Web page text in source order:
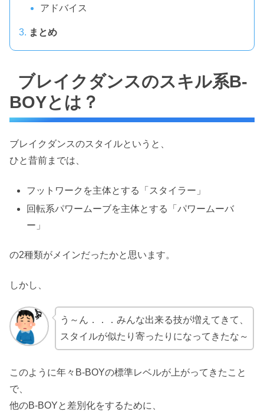
アドバイス
まとめ
ブレイクダンスのスキル系B-
BOYとは？
ブレイクダンスのスタイルというと、
ひと昔前までは、
フットワークを主体とする「スタイラー」
回転系パワームーブを主体とする「パワームーバ
ー」
の2種類がメインだったかと思います。
しかし、
う～ん．．．みんな出来る技が増えてきて、
スタイルが似たり寄ったりになってきたな～
このように年々B-BOYの標準レベルが上がってきたこと
で、
他のB-BOYと差別化をするために、